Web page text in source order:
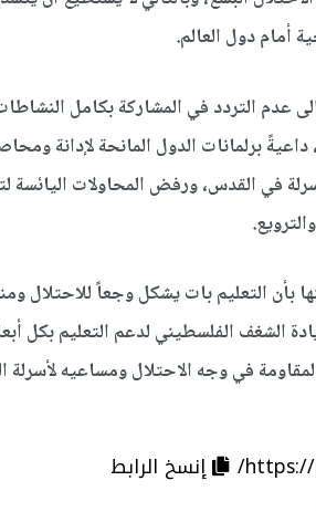
أمام دول العالم.
عدم التردد في المشاركة بكامل
برلمانات الدول المانحة لإدانة
في القدس، ورفض المحاولات اليائسة
بأن التعليم بات يشكل وجعاً للاحتلال
الشغف الفلسطيني لدعم التعليم بكل
في وجه الاحتلال ومساعيه لأسرلة
https://
إنسخ الرابط